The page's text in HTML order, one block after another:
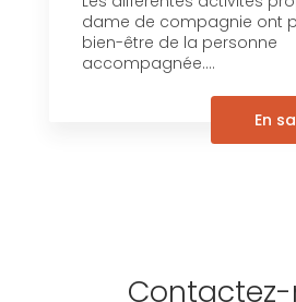
dame de compagnie ont
bien-être de la personne
accompagnée....
En